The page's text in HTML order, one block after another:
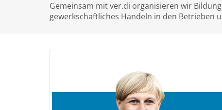
Gemeinsam mit ver.di organisieren wir
gewerkschaftliches Handeln in den Betrieben